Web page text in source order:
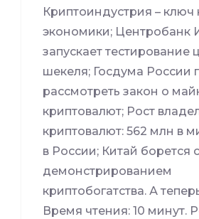
Криптоиндустрия – ключ
экономики; Центробанк
запускает тестирование
шекеля; Госдума России
рассмотреть закон о
криптовалют; Рост
криптовалют: 562 млн в
в России; Китай борется
демонстрированием
криптобогатства. А
Время чтения: 10 минут.